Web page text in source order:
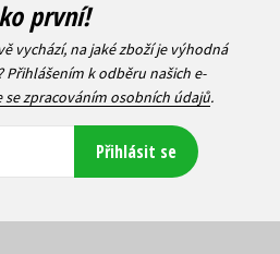
první!
vychází, na jaké zboží je výhodná
Přihlášením k odběru našich e-
se zpracováním osobních údajů.
Přihlásit se